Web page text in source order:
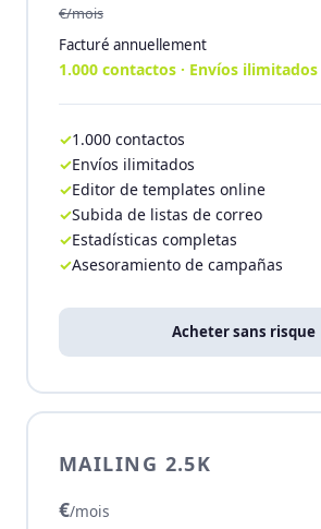
€/mois
Facturé annuellement
1.000 contactos · Envíos ilimitados
1.000 contactos
Envíos ilimitados
Editor de templates online
Subida de listas de correo
Estadísticas completas
Asesoramiento de campañas
Acheter sans risque
MAILING 2.5K
€/mois